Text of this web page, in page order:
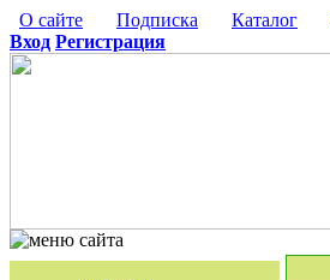
О сайте Подписка Каталог
Вход Регистрация